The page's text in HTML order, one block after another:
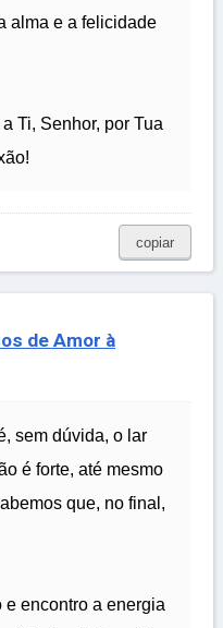
alma e a felicidade
Ti, Senhor, por Tua
copiar
de Amor à
sem dúvida, o lar
é forte, até mesmo
que, no final,
encontro a energia